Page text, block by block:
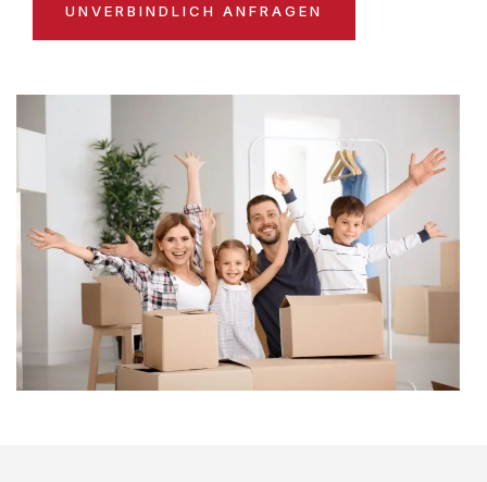
UNVERBINDLICH ANFRAGEN